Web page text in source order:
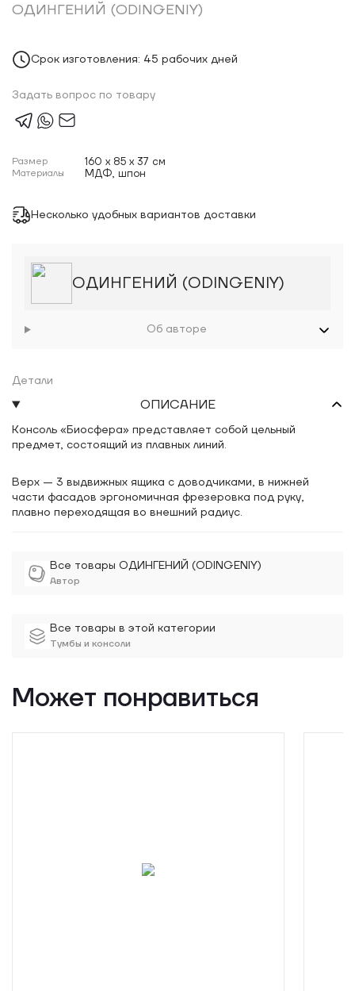
ОДИНГЕНИЙ (ODINGENIY)
Срок изготовления: 45 рабочих дней
Задать вопрос по товару
Размер 160 x 85 x 37 см
Материалы МДФ, шпон
Несколько удобных вариантов доставки
Все товары ОДИНГЕНИЙ (ODINGENIY)
Автор
Все товары в этой категории
Тумбы и консоли
ОДИНГЕНИЙ (ODINGENIY)
Об авторе
Детали
ОПИСАНИЕ
Консоль «Биосфера» представляет собой цельный
предмет, состоящий из плавных линий.
Верх — 3 выдвижных ящика с доводчиками, в нижней
части фасадов эргономичная фрезеровка под руку,
плавно переходящая во внешний радиус.
Может понравиться